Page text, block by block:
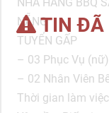
TIN ĐÃ
NẴNG
TUYỂN GẤP
– 03 Phục Vụ (nữ)
– 02 Nhân Viên
Thời gian làm